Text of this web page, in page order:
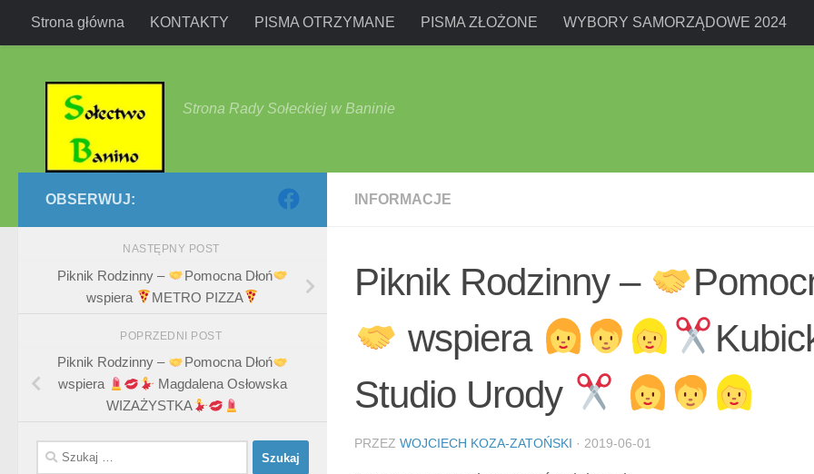
Przejdź do treści
Strona główna KONTAKTY PISMA OTRZYMANE PISMA ZŁOŻONE WYBORY SAMORZĄDOWE 2024
Strona Rady Sołeckiej w Baninie
INFORMACJE
Piknik Rodzinny –
wspiera
Studio Urody
PRZEZ WOJCIECH KOZA-ZATOŃSKI · 2019-06-01
OBSERWUJ:
NASTĘPNY POST
Piknik Rodzinny –
Pomocna Dłoń
wspiera
METRO PIZZA
POPRZEDNI POST
Piknik Rodzinny –
Pomocna Dłoń
wspiera
Magdalena Osłowska
WIZAŻYSTKA
Szukaj: